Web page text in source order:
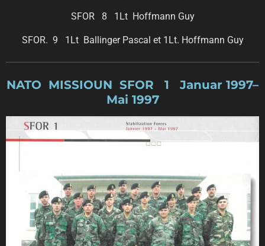
SFOR 8 1Lt Hoffmann Guy
SFOR. 9 1Lt Ballinger Pascal et 1Lt. Hoffmann Guy
NATO MISSIOUN SFOR 1 Januar 1997–
Mai 1997